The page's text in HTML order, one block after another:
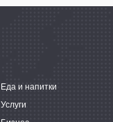
Еда и напитки
Услуги